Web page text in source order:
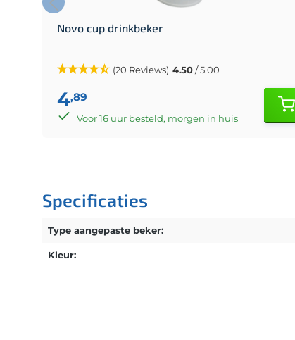
Novo cup drinkbeker
(20 Reviews) 4.50/ 5.00
4,89
Voor 16 uur besteld, morgen in huis
Specificaties
Type aangepaste beker:
Kleur: